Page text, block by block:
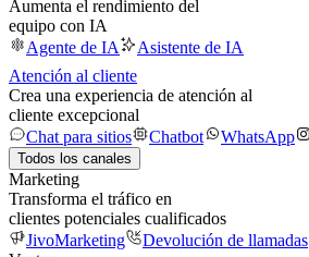
Aumenta el rendimiento del
equipo con IA
Agente de IA
Asistente de IA
Atención al cliente
Crea una experiencia de atención al
cliente excepcional
Chat para sitios
Chatbot WhatsApp
Todos los canales
Marketing
Transforma el tráfico en
clientes potenciales cualificados
JivoMarketing
Devolución de llamadas